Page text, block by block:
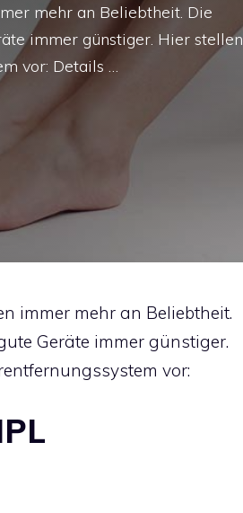
mehr an Beliebtheit. Die
immer günstiger. Hier stellen
vor: Details …
immer mehr an Beliebtheit.
Geräte immer günstiger.
vor: